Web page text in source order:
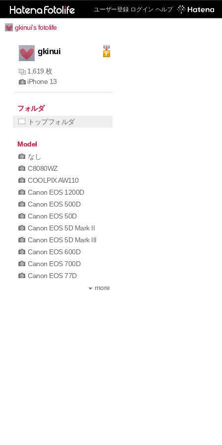
ユーザー登録 ログイン ヘルプ
gkinui's fotolife
gkinui
1,619 枚
iPhone 13
フォルダ
トップフォルダ
Model
なし
C8080WZ
COOLPIX AW110
Canon EOS 1200D
Canon EOS 500D
Canon EOS 50D
Canon EOS 5D Mark II
Canon EOS 5D Mark III
Canon EOS 600D
Canon EOS 700D
Canon EOS 77D
more